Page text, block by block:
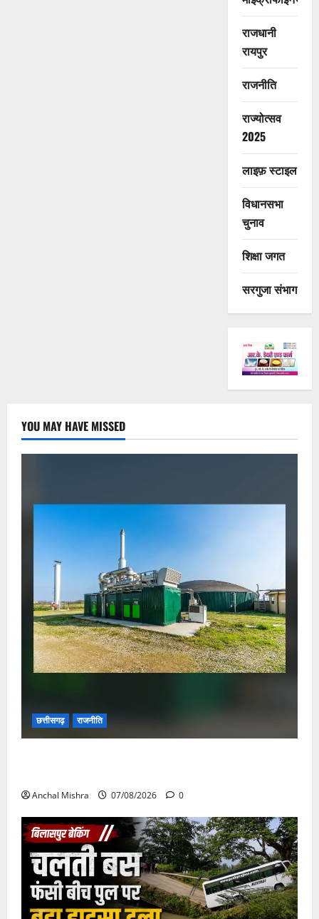
राजधानी
रायपुर
राजनीति
राज्योत्सव
2025
लाइफ़ स्टाइल
विधानसभा
चुनाव
शिक्षा जगत
सरगुजा संभाग
YOU MAY HAVE MISSED
छत्तीसगढ़ राजनीति
Anchal Mishra 07/08/2026 0